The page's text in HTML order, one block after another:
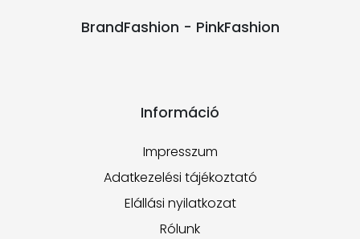
BrandFashion - PinkFashion
Információ
Impresszum
Adatkezelési tájékoztató
Elállási nyilatkozat
Rólunk